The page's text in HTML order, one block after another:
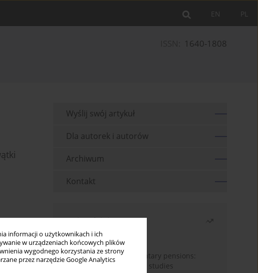
informacji o użytkownikach i ich
w urządzeniach końcowych plików
wygodnego korzystania ze strony
przez narzędzie Google Analytics
PL
EN
1640-1808
Wyślij swój artykuł
Dla autorek i autorów
Archiwum
Kontakt
Najczęściej czytane
Miesiąc
Rok
Auto-enrolment in voluntary pensions:
Comparative OECD case studies